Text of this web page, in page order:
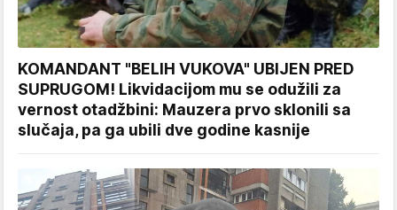
KOMANDANT "BELIH VUKOVA" UBIJEN PRED
SUPRUGOM! Likvidacijom mu se odužili za
vernost otadžbini: Mauzera prvo sklonili sa
slučaja, pa ga ubili dve godine kasnije